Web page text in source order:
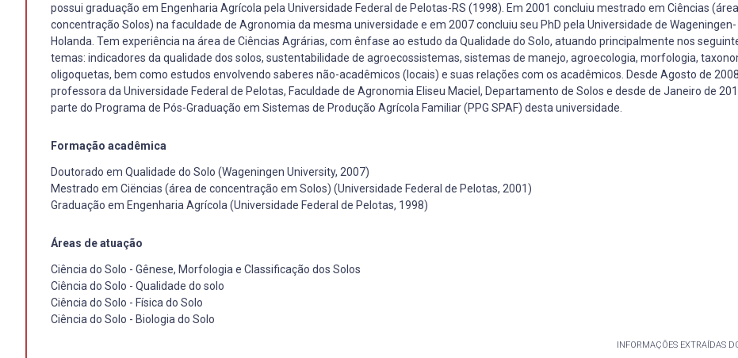
possui graduação em Engenharia Agrícola pela Universidade Federal de Pelotas-RS (1998). Em 2001 concluiu mestrado em Ciências
concentração Solos) na faculdade de Agronomia da mesma universidade e em 2007 concluiu seu PhD pela Universidade de Wageningen-
Holanda. Tem experiência na área de Ciências Agrárias, com ênfase ao estudo da Qualidade do Solo, atuando principalmente nos
temas: indicadores da qualidade dos solos, sustentabilidade de agroecossistemas, sistemas de manejo, agroecologia, morfologia,
oligoquetas, bem como estudos envolvendo saberes não-acadêmicos (locais) e suas relações com os acadêmicos. Desde Agosto de
professora da Universidade Federal de Pelotas, Faculdade de Agronomia Eliseu Maciel, Departamento de Solos e desde de Janeiro de
parte do Programa de Pós-Graduação em Sistemas de Produção Agrícola Familiar (PPG SPAF) desta universidade.
Formação acadêmica
Doutorado em Qualidade do Solo (Wageningen University, 2007)
Mestrado em Ciëncias (área de concentração em Solos) (Universidade Federal de Pelotas, 2001)
Graduação em Engenharia Agrícola (Universidade Federal de Pelotas, 1998)
Áreas de atuação
Ciência do Solo - Gênese, Morfologia e Classificação dos Solos
Ciência do Solo - Qualidade do solo
Ciência do Solo - Física do Solo
Ciência do Solo - Biologia do Solo
INFORMAÇÕES EXTRAÍDAS